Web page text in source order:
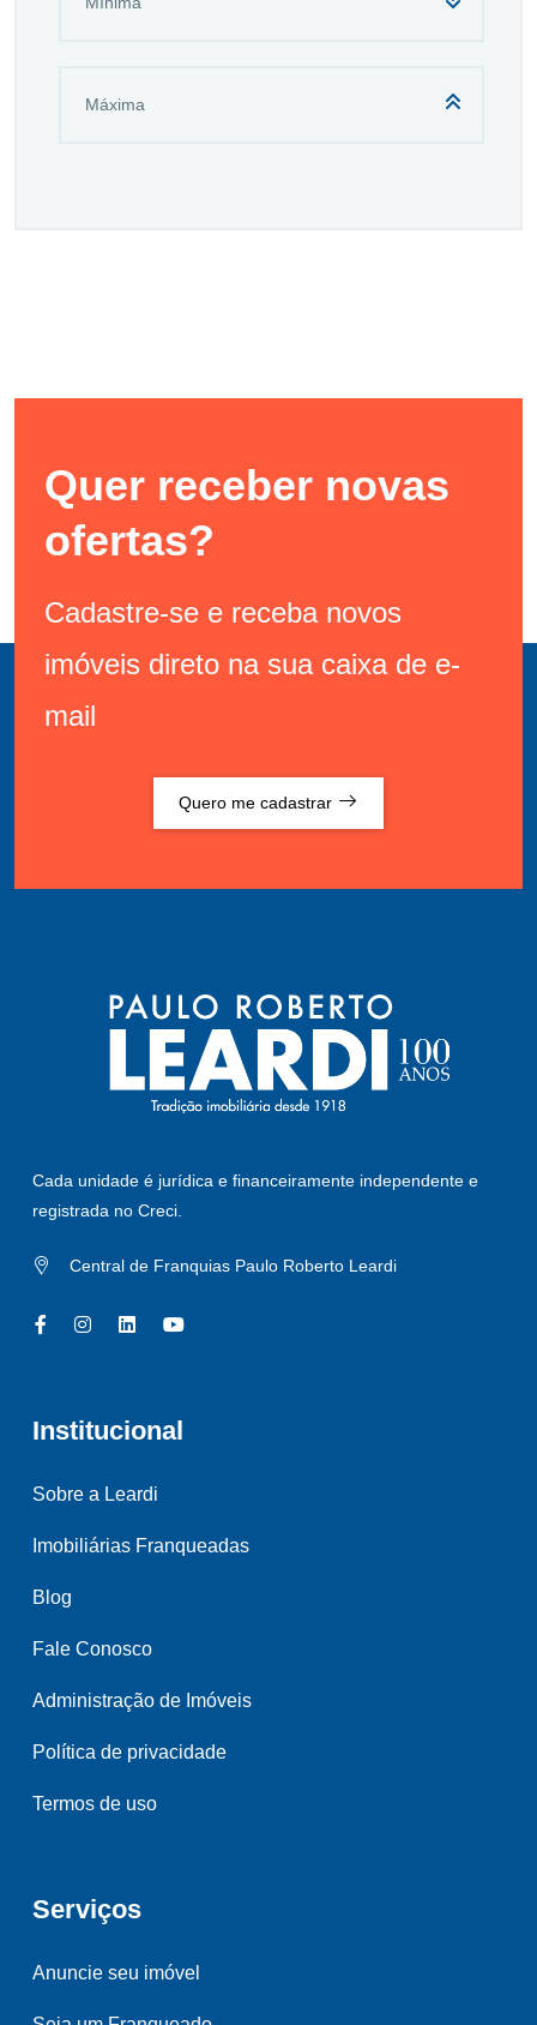
Quer receber novas
ofertas?
Cadastre-se e receba novos
imóveis direto na sua caixa de e-
mail
Quero me cadastrar
Cada unidade é jurídica e financeiramente independente e
registrada no Creci.
Central de Franquias Paulo Roberto Leardi
Institucional
Sobre a Leardi
Imobiliárias Franqueadas
Blog
Fale Conosco
Administração de Imóveis
Política de privacidade
Termos de uso
Serviços
Anuncie seu imóvel